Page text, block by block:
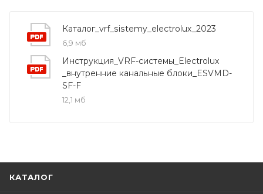
Каталог_vrf_sistemy_electrolux_2023
6,9 мб
Инструкция_VRF-системы_Electrolux
_внутренние канальные блоки_ESVMD-
SF-F
12,1 мб
КАТАЛОГ